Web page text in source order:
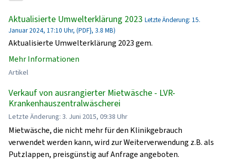
Aktualisierte Umwelterklärung 2023 Letzte Änderung: 15.
Januar 2024, 17:10 Uhr, (PDF}, 3.8 MB)
Aktualisierte Umwelterklärung 2023 gem.
Mehr Informationen
Artikel
Verkauf von ausrangierter Mietwäsche - LVR-
Krankenhauszentralwäscherei
Letzte Änderung: 3. Juni 2015, 09:38 Uhr
Mietwäsche, die nicht mehr für den Klinikgebrauch
verwendet werden kann, wird zur Weiterverwendung z.B. als
Putzlappen, preisgünstig auf Anfrage angeboten.